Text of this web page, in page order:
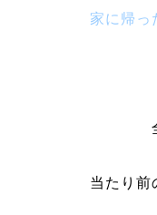
家に帰っ
当たり前